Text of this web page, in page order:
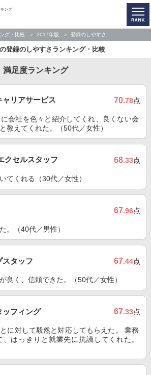
ング
グ・比較 2017年版 登録のしやすさ
登録のしやすさランキング・比較
満足度ランキング
リアサービス 70.78点
会社を色々と紹介してくれ、良くない会
教えてくれた。（50代／女性）
クセルスタッフ 68.33点
てくれる（30代／女性）
67.96点
。（40代／男性）
スタッフ 67.44点
良く、信頼できた。（50代／女性）
ッフィング 67.33点
に対して毅然と対応してもらえた。 業務
はっきりと就業先に抗議してくれた。